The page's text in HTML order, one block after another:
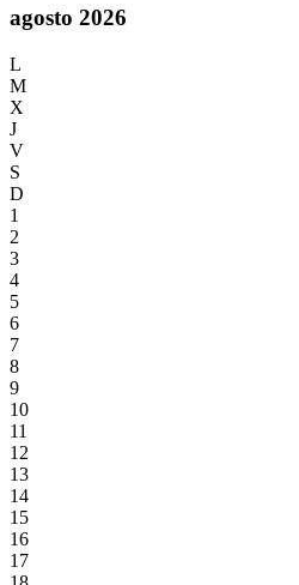
agosto 2026
L
M
X
J
V
S
D
1
2
3
4
5
6
7
8
9
10
11
12
13
14
15
16
17